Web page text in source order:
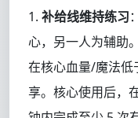
1. 补给线维持练习
心，另一人为辅助
在核心血量/魔法低
享。核心使用后，